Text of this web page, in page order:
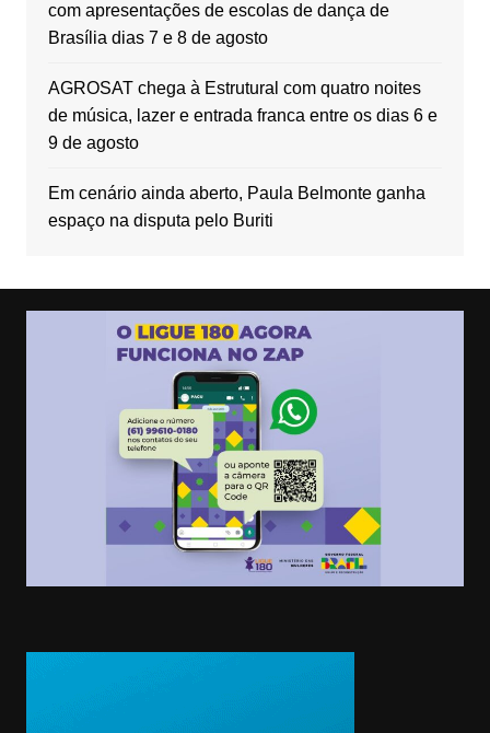
com apresentações de escolas de dança de
Brasília dias 7 e 8 de agosto
AGROSAT chega à Estrutural com quatro noites
de música, lazer e entrada franca entre os dias 6 e
9 de agosto
Em cenário ainda aberto, Paula Belmonte ganha
espaço na disputa pelo Buriti